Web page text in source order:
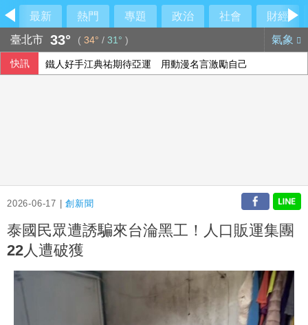
最新 熱門 專題 政治 社會
財經
臺北市 33° ( 34° / 31° ) 氣象
快訊 鐵人好手江典祐期待亞運 用動漫名言激勵自己
2026-06-17 |創新聞
泰國民眾遭誘騙來台淪黑工！人口販運集團
22人遭破獲